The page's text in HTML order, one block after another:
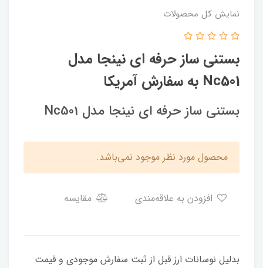
نمایش کل محصولات
بستنی ساز حرفه ای نینجا مدل
Nc501 به سفارش آمریکا
بستنی ساز حرفه ای نینجا مدل Nc501
محصول مورد نظر موجود نمی‌باشد.
مقایسه
بدلیل نوسانات ارز قبل از ثبت سفارش موجودی و قیمت